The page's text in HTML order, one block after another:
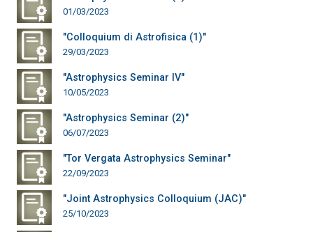
01/03/2023
"Colloquium di Astrofisica (1)"
29/03/2023
"Astrophysics Seminar IV"
10/05/2023
"Astrophysics Seminar (2)"
06/07/2023
"Tor Vergata Astrophysics Seminar"
22/09/2023
"Joint Astrophysics Colloquium (JAC)"
25/10/2023